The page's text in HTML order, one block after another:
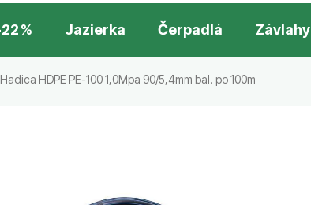
% Jazierka Čerpadlá Závlahy
Hadica HDPE PE-100 1,0Mpa 90/5,4mm bal. po 100m